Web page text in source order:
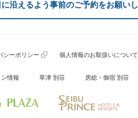
沿えるよう事前のご予約をお願いし
シーポリシー 個人情報のお取扱いについて
情報 草津 別荘 房総・御宿 別荘